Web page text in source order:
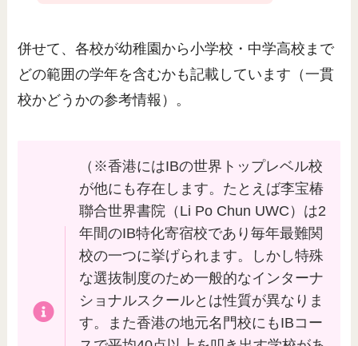
併せて、各校が幼稚園から小学校・中学高校まで
どの範囲の学年を含むかも記載しています（一貫
校かどうかの参考情報）。
（※香港にはIBの世界トップレベル校
が他にも存在します。たとえば李宝椿
聯合世界書院（Li Po Chun UWC）は2
年間のIB特化寄宿校であり毎年最難関
校の一つに挙げられます。しかし特殊
な選抜制度のため一般的なインターナ
ショナルスクールとは性質が異なりま
す。また香港の地元名門校にもIBコー